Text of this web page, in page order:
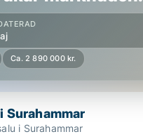
Ca. 2 890 000 kr.
Surahammar
i Surahammar